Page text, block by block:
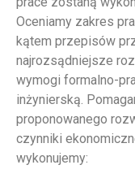
Oceniamy zakres
kątem przepisów
najrozsądniejsze
wymogi formalno-
inżynierską.
proponowanego
czynniki
wykonujemy: